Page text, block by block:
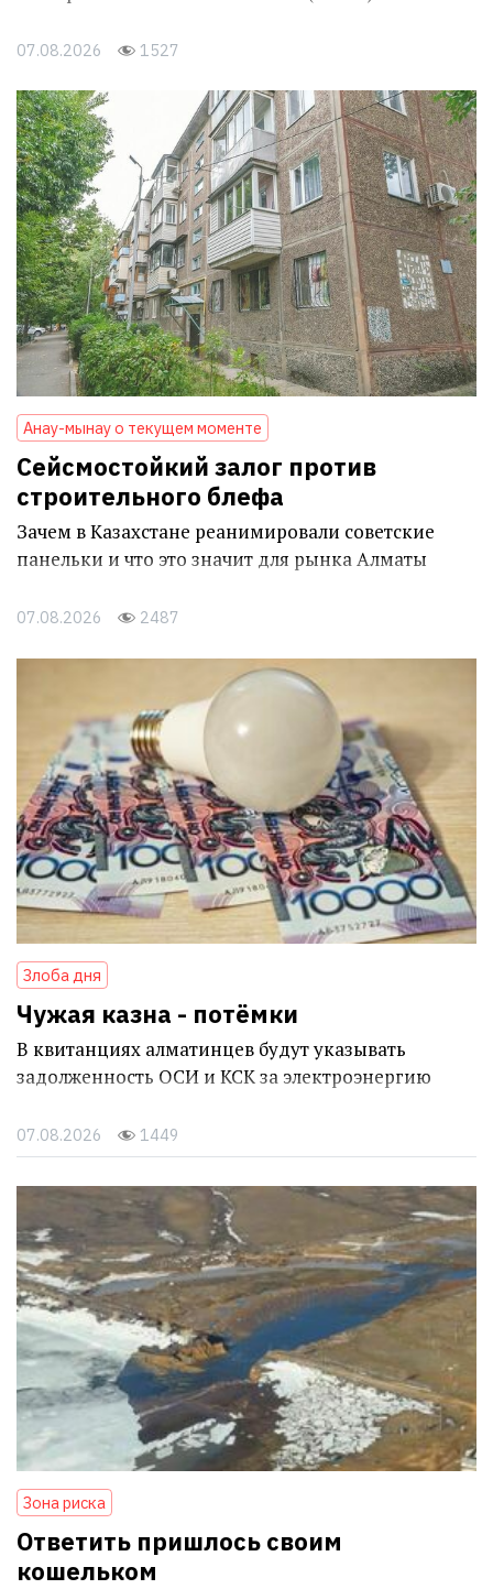
07.08.2026 1527
Анау-мынау о текущем моменте
Сейсмостойкий залог против
строительного блефа
Зачем в Казахстане реанимировали советские
панельки и что это значит для рынка Алматы
07.08.2026 2487
Злоба дня
Чужая казна - потёмки
В квитанциях алматинцев будут указывать
задолженность ОСИ и КСК за электроэнергию
07.08.2026 1449
Зона риска
Ответить пришлось своим
кошельком